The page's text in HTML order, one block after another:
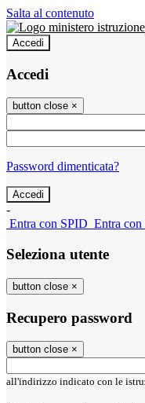
Salta al contenuto
Accedi
Accedi
button close ×
Password dimenticata?
-
Entra con SPID Entra con
Seleziona utente
button close ×
Recupero password
button close ×
all'indirizzo indicato con le